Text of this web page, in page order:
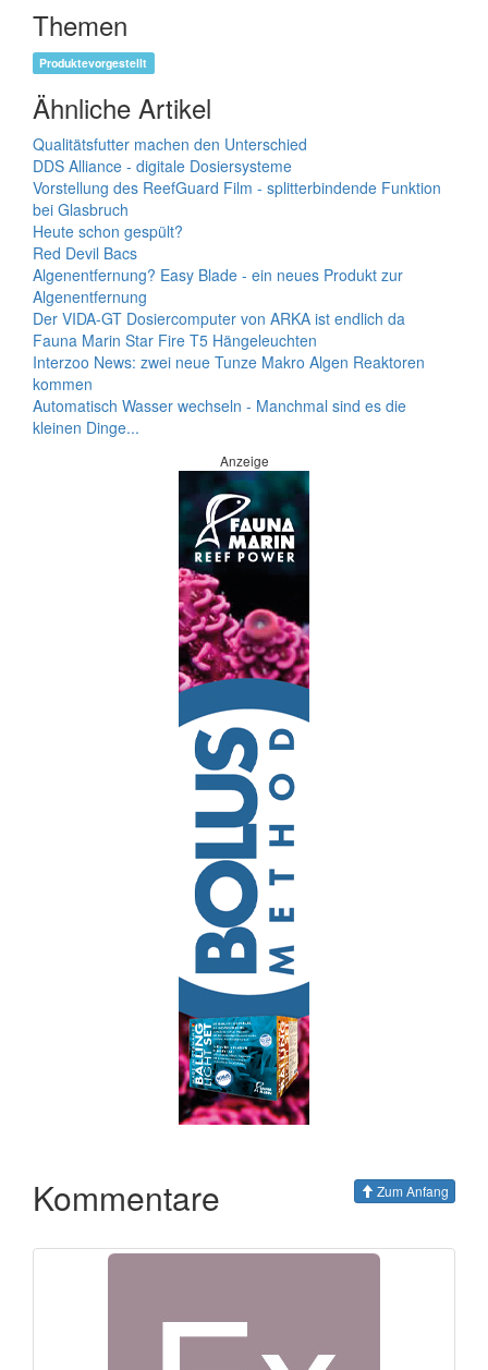
Themen
Produktevorgestellt
Ähnliche Artikel
Qualitätsfutter machen den Unterschied
DDS Alliance - digitale Dosiersysteme
Vorstellung des ReefGuard Film - splitterbindende Funktion
bei Glasbruch
Heute schon gespült?
Red Devil Bacs
Algenentfernung? Easy Blade - ein neues Produkt zur
Algenentfernung
Der VIDA-GT Dosiercomputer von ARKA ist endlich da
Fauna Marin Star Fire T5 Hängeleuchten
Interzoo News: zwei neue Tunze Makro Algen Reaktoren
kommen
Automatisch Wasser wechseln - Manchmal sind es die
kleinen Dinge...
Anzeige
Kommentare Zum Anfang